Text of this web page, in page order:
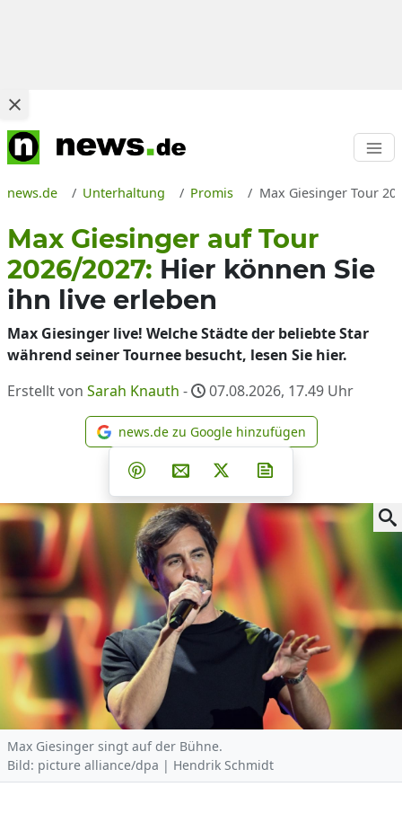
news.de Unterhaltung Promis Max Giesinger Tour
Max Giesinger auf Tour
2026/2027: Hier können Sie
ihn live erleben
Max Giesinger live! Welche Städte der beliebte Star
während seiner Tournee besucht, lesen Sie hier.
Erstellt von Sarah Knauth - 07.08.2026, 17.49 Uhr
news.de zu Google
news.de zu Google hinzufügen
Teilen auf Facebook
Teilen auf Whatsapp
Teilen auf Telegram
Teilen auf Pinterest
Per E-Mail teilen
Post auf X
Max Giesinger singt auf der Bühne.
Bild: picture alliance/dpa | Hendrik Schmidt